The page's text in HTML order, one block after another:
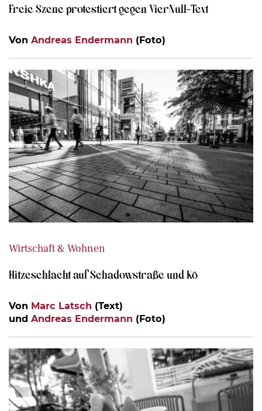
Freie Szene protestiert gegen VierNull-Text
Von Andreas Endermann (Foto)
Wirtschaft & Wohnen
Hitzeschlacht auf Schadowstraße und Kö
Von Marc Latsch (Text)
und Andreas Endermann (Foto)